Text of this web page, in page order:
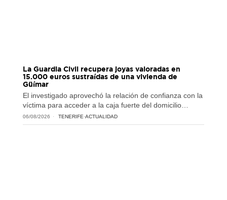
La Guardia Civil recupera joyas valoradas en
15.000 euros sustraídas de una vivienda de
Güímar
El investigado aprovechó la relación de confianza con la
víctima para acceder a la caja fuerte del domicilio…
06/08/2026 TENERIFE·ACTUALIDAD